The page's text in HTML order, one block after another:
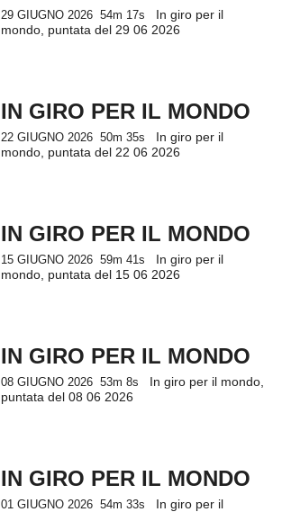
29 GIUGNO 2026 54m 17s
In giro per il
mondo, puntata del 29 06 2026
IN GIRO PER IL MONDO
22 GIUGNO 2026 50m 35s
In giro per il
mondo, puntata del 22 06 2026
IN GIRO PER IL MONDO
15 GIUGNO 2026 59m 41s
In giro per il
mondo, puntata del 15 06 2026
IN GIRO PER IL MONDO
08 GIUGNO 2026 53m 8s
In giro per il mondo,
puntata del 08 06 2026
IN GIRO PER IL MONDO
01 GIUGNO 2026 54m 33s
In giro per il